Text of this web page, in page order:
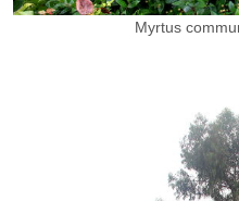
Myrtus